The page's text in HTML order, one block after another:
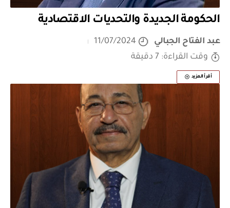
الحكومة الجديدة والتحديات الاقتصادية
عبد الفتاح الجبالي
11/07/2024
وقت القراءة: 7 دقيقة
أقرأ المزيد